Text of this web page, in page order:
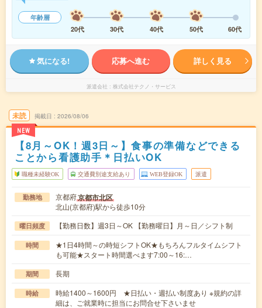
年齢層
20代
30代 40代 50代 60代
気になる! 応募へ進む 詳しく見る
派遣会社 株式会社テクノ・サービス
未読
NEW
掲載日 2026/08/06
【8月～OK！週3日～】食事の準備などできる
ことから看護助手＊日払いOK
職種未経験OK 交通費別途支給あり WEB登録OK 派遣
勤務地 京都府京都市北区
北山(京都府)駅から徒歩10分
曜日頻度 【勤務日数】週3日～OK 【勤務曜日】月～日／シフト制
時間
★1日4時間～の時短シフトOK★もちろんフルタイムシフト
も可能★スタート時間選べます7:00～16:…
期間 長期
時給
時給1400～1600円 ★日払い・週払い制度あり ※規約の詳
細は、ご就業時に担当にお問合せ下さいませ